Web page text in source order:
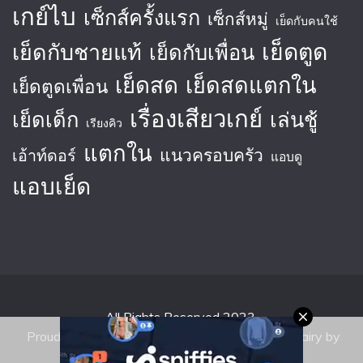
เกย์ไบ เซ็กส์ครั้งแรก เซ็กส์หมู่ เย็ดกับคนใช้
เย็ดกับชายแท้ เย็ดกับเพื่อน เย็ดตูด
เย็ดตูดเพื่อน เย็ดสด เย็ดสดแตกใน
เย็ดเด็ก เรียงคิว เรื่องเสียวเกย์ เล่นชู้
เอ้าท์ดอร์ แตกใน แนวครอบครัว แอบดู
แอบเย็ด
All Rights Reserved 2023.
Proudly powered by WordPress
Theme: Fairy by
Candid Themes.